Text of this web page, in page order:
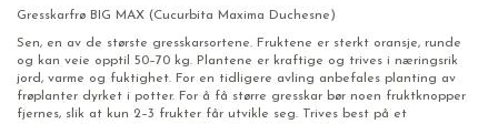
Gresskarfrø BIG MAX (Cucurbita Maxima Duchesne)
Sen, en av de største gresskarsortene. Fruktene er sterkt oransje, runde
og kan veie opptil 50–70 kg. Plantene er kraftige og trives i næringsrik
jord, varme og fuktighet. For en tidligere avling anbefales planting av
frøplanter dyrket i potter. For å få større gresskar bør noen fruktknopper
fjernes, slik at kun 2–3 frukter får utvikle seg. Trives best på et